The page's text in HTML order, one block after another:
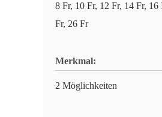
8 Fr, 10 Fr, 12 Fr, 14 Fr,
Fr, 26 Fr
Merkmal:
2 Möglichkeiten